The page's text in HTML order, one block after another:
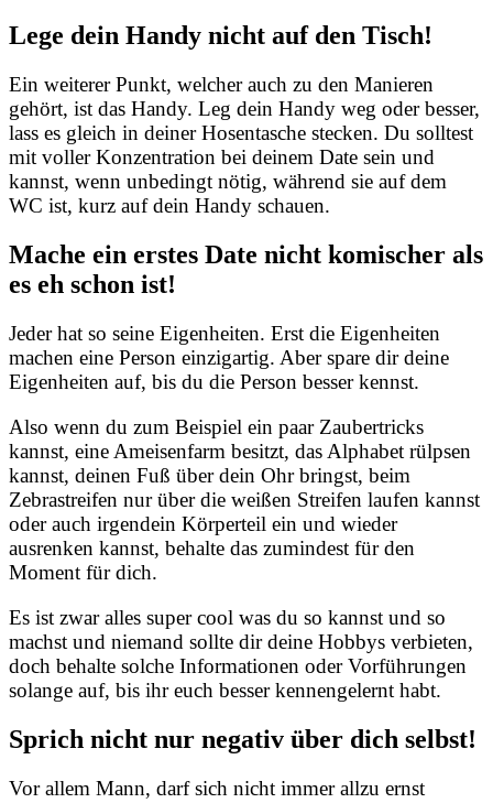
Lege dein Handy nicht auf den Tisch!
Ein weiterer Punkt, welcher auch zu den Manieren
gehört, ist das Handy. Leg dein Handy weg oder besser,
lass es gleich in deiner Hosentasche stecken. Du solltest
mit voller Konzentration bei deinem Date sein und
kannst, wenn unbedingt nötig, während sie auf dem
WC ist, kurz auf dein Handy schauen.
Mache ein erstes Date nicht komischer als
es eh schon ist!
Jeder hat so seine Eigenheiten. Erst die Eigenheiten
machen eine Person einzigartig. Aber spare dir deine
Eigenheiten auf, bis du die Person besser kennst.
Also wenn du zum Beispiel ein paar Zaubertricks
kannst, eine Ameisenfarm besitzt, das Alphabet rülpsen
kannst, deinen Fuß über dein Ohr bringst, beim
Zebrastreifen nur über die weißen Streifen laufen kannst
oder auch irgendein Körperteil ein und wieder
ausrenken kannst, behalte das zumindest für den
Moment für dich.
Es ist zwar alles super cool was du so kannst und so
machst und niemand sollte dir deine Hobbys verbieten,
doch behalte solche Informationen oder Vorführungen
solange auf, bis ihr euch besser kennengelernt habt.
Sprich nicht nur negativ über dich selbst!
Vor allem Mann, darf sich nicht immer allzu ernst